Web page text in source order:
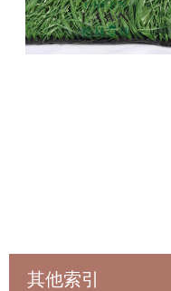
其他索引